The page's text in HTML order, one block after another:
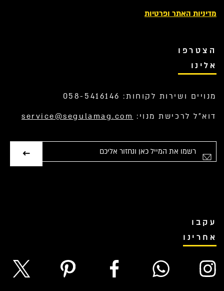
מדיניות האתר ופרטיות
הצטרפו
אלינו
מנויים ושירות לקוחות: 058-5416146
דוא”ל לרכישת מנוי: service@segulamag.com
עקבו
אחרינו